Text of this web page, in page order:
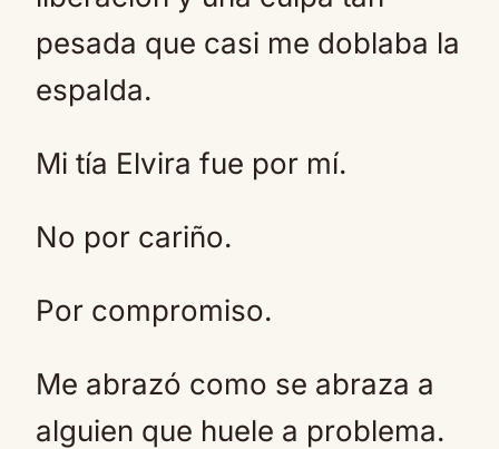
pesada que casi me doblaba la
espalda.
Mi tía Elvira fue por mí.
No por cariño.
Por compromiso.
Me abrazó como se abraza a
alguien que huele a problema.